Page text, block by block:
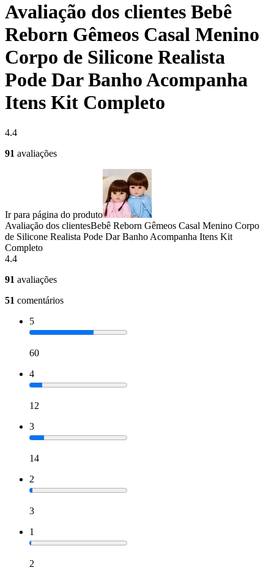
Avaliação dos clientes Bebê
Reborn Gêmeos Casal Menino
Corpo de Silicone Realista
Pode Dar Banho Acompanha
Itens Kit Completo
4.4
91 avaliações
Ir para página do produto
Avaliação dos clientesBebê Reborn Gêmeos Casal Menino Corpo
de Silicone Realista Pode Dar Banho Acompanha Itens Kit
Completo
4.4
91 avaliações
51 comentários
5
60
4
12
3
14
2
3
1
2